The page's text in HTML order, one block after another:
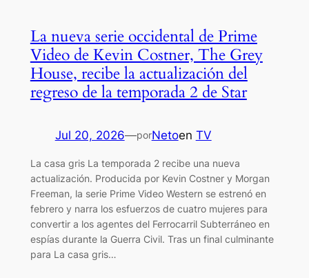
La nueva serie occidental de Prime
Video de Kevin Costner, The Grey
House, recibe la actualización del
regreso de la temporada 2 de Star
Jul 20, 2026—porNetoen TV
La casa gris La temporada 2 recibe una nueva
actualización. Producida por Kevin Costner y Morgan
Freeman, la serie Prime Video Western se estrenó en
febrero y narra los esfuerzos de cuatro mujeres para
convertir a los agentes del Ferrocarril Subterráneo en
espías durante la Guerra Civil. Tras un final culminante
para La casa gris…